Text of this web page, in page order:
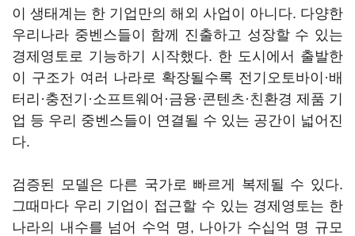
이 생태계는 한 기업만의 해외 사업이 아니다. 다양한
우리나라 중벤스들이 함께 진출하고 성장할 수 있는
경제영토로 기능하기 시작했다. 한 도시에서 출발한
이 구조가 여러 나라로 확장될수록 전기오토바이·배
터리·충전기·소프트웨어·금융·콘텐츠·친환경 제품 기
업 등 우리 중벤스들이 연결될 수 있는 공간이 넓어진
다.
검증된 모델은 다른 국가로 빠르게 복제될 수 있다.
그때마다 우리 기업이 접근할 수 있는 경제영토는 한
나라의 내수를 넘어 수억 명, 나아가 수십억 명 규모